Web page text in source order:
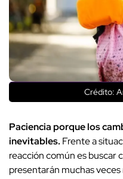
Crédito:
Paciencia porque los
inevitables. Frente a
reacción común es buscar
presentarán muchas